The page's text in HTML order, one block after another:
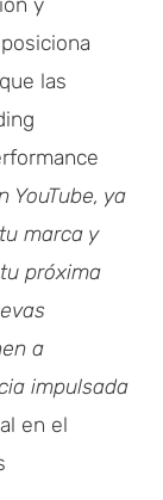
las
YouTube, ya
marca y
próxima
a
impulsada
en el